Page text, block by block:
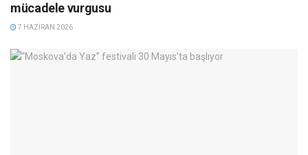
mücadele vurgusu
7 HAZIRAN 2026